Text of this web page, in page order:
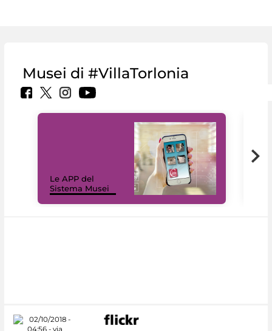
Musei di #VillaTorlonia
Le APP del
Sistema Musei